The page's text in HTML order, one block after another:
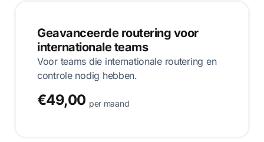
Geavanceerde routering voor
internationale teams
Voor teams die internationale routering en
controle nodig hebben.
€49,00 per maand